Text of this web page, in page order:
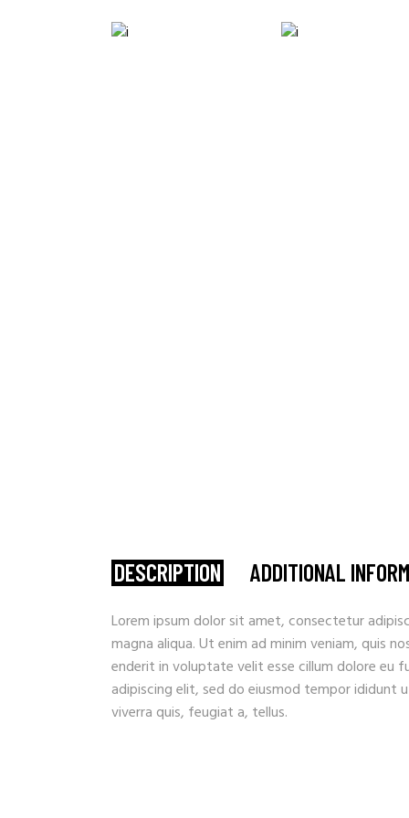
DESCRIPTION ADDITIONAL
Lorem ipsum dolor sit amet, consectetur
magna aliqua. Ut enim ad minim veniam, quis
enderit in voluptate velit esse cillum dolore eu
adipiscing elit, sed do eiusmod tempor ididunt
viverra quis, feugiat a, tellus.